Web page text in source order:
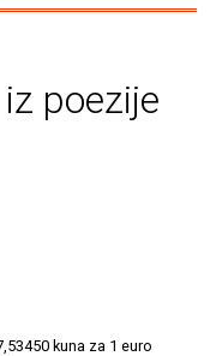
poezije
kuna za 1 euro